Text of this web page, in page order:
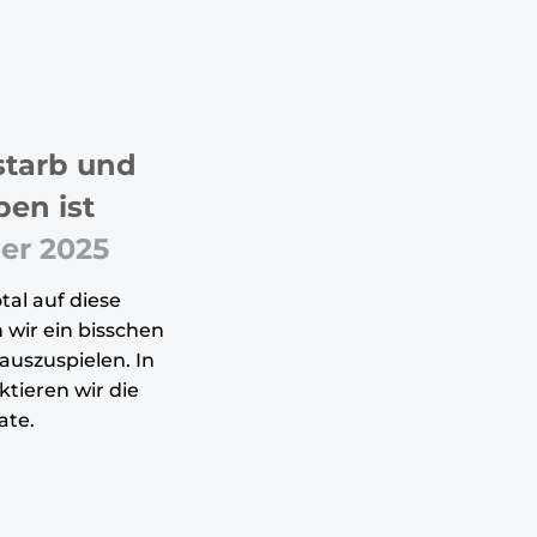
und
ist
2025
auf diese
wir ein bisschen
In
wir die